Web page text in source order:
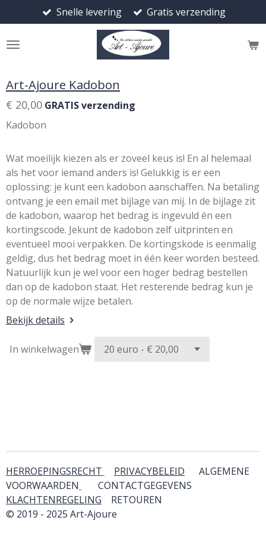
direct
naar
Snelle levering Gratis verzending
Art-Ajoure Kadobon
€ 20,00 GRATIS verzending
Kadobon
Wat moeilijk kiezen als er zoveel keus is! En al helemaal
als het voor iemand anders is! Gelukkig is er een
oplossing: je kunt een kadobon aanschaffen. Na betaling
ontvang je een email met bijlage van mij. In de bijlage zit
de kadobon, waarop het bedrag is ingevuld én een
kortingscode. Jekunt de kadobon zelf uitprinten en
eventueel mooi verpakken. De kortingskode is eenmalig
geldig, dus het bedrag moet in één keer worden besteed.
Natuurlijk kun je wel voor een hoger bedrag bestellen
dan op de kadobon staat. Het resterende bedrag kun je
op de normale wijze betalen.
Bekijk details
In winkelwagen
HERROEPINGSRECHT PRIVACYBELEID
ALGEMENE
VOORWAARDEN
CONTACTGEGEVENS
KLACHTENREGELING
RETOUREN
© 2019 - 2025 Art-Ajoure